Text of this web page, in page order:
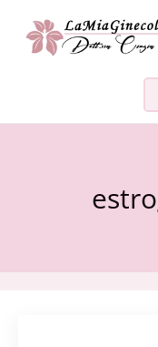
Vai al contenuto